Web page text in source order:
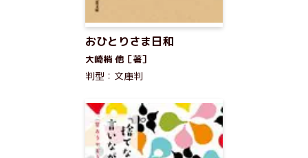
おひとりさま日和
大崎梢 他［著］
判型：文庫判